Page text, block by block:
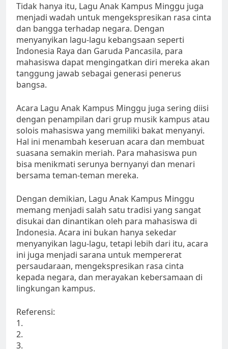
Tidak hanya itu, Lagu Anak Kampus Minggu juga
menjadi wadah untuk mengekspresikan rasa cinta
dan bangga terhadap negara. Dengan
menyanyikan lagu-lagu kebangsaan seperti
Indonesia Raya dan Garuda Pancasila, para
mahasiswa dapat mengingatkan diri mereka akan
tanggung jawab sebagai generasi penerus
bangsa.
Acara Lagu Anak Kampus Minggu juga sering diisi
dengan penampilan dari grup musik kampus atau
solois mahasiswa yang memiliki bakat menyanyi.
Hal ini menambah keseruan acara dan membuat
suasana semakin meriah. Para mahasiswa pun
bisa menikmati serunya bernyanyi dan menari
bersama teman-teman mereka.
Dengan demikian, Lagu Anak Kampus Minggu
memang menjadi salah satu tradisi yang sangat
disukai dan dinantikan oleh para mahasiswa di
Indonesia. Acara ini bukan hanya sekedar
menyanyikan lagu-lagu, tetapi lebih dari itu, acara
ini juga menjadi sarana untuk mempererat
persaudaraan, mengekspresikan rasa cinta
kepada negara, dan merayakan kebersamaan di
lingkungan kampus.
Referensi:
1.
2.
3.